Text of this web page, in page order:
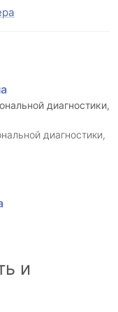
диагностики,
диагностики,
и